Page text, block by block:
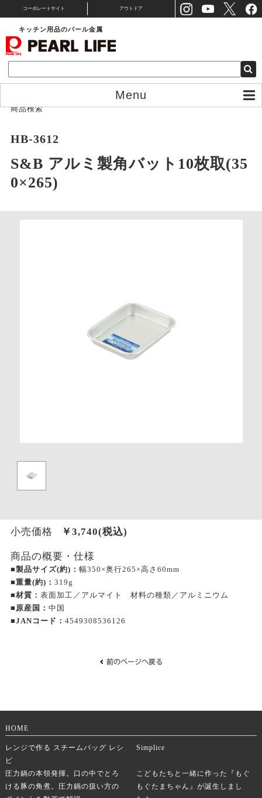
コーポレートサイト アウトドア
キッチン用品のパール金属
Menu
商品検索
HB-3612
S&B アルミ製角バット10枚取(35
0×265)
小売価格 ￥ 3,740(税込)
商品の概要・仕様
■製品サイズ(約)： 幅350×奥行265×高さ60mm
■重量(約)： 319g
■材質： 表面加工／アルマイト 材料の種類／アルミニウム
■原産国： 中国
■JANコード： 4549308536126
HOME
レンジで作る スチームバッグ レシ
ピ
Simplice
圧力鍋の本領発揮。口の中でとろ
ける豚の角煮。圧力鍋の扱い方の
こどもたちと一緒に作った『もぐ
もぐたまちゃん』が誕生しまし